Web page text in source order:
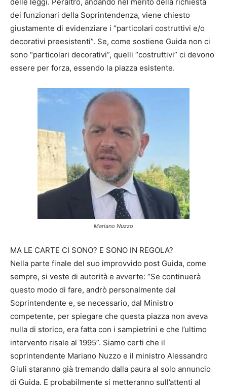
dei funzionari della Soprintendenza, viene chiesto
giustamente di evidenziare i “particolari costruttivi e/o
decorativi preesistenti”. Se, come sostiene Guida non ci
sono “particolari decorativi”, quelli “costruttivi” ci devono
essere per forza, essendo la piazza esistente.
Mariano Nuzzo
MA LE CARTE CI SONO? E SONO IN REGOLA?
Nella parte finale del suo improvvido post Guida, come
sempre, si veste di autorità e avverte: “Se continuerà
questo modo di fare, andrò personalmente dal
Soprintendente e, se necessario, dal Ministro
competente, per spiegare che questa piazza non aveva
nulla di storico, era fatta con i sampietrini e che l’ultimo
intervento risale al 1995”. Siamo certi che il
soprintendente Mariano Nuzzo e il ministro Alessandro
Giuli staranno già tremando dalla paura al solo annuncio
di Guida. E probabilmente si metteranno sull’attenti al